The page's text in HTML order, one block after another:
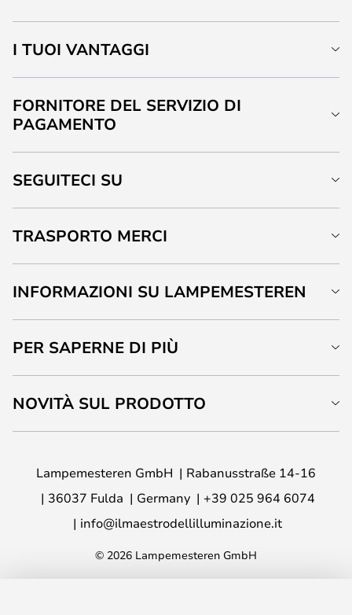
I TUOI VANTAGGI
FORNITORE DEL SERVIZIO DI
PAGAMENTO
SEGUITECI SU
TRASPORTO MERCI
INFORMAZIONI SU LAMPEMESTEREN
PER SAPERNE DI PIÙ
NOVITÀ SUL PRODOTTO
Lampemesteren GmbH
Rabanusstraße 14-16
36037 Fulda
Germany
+39 025 964 6074
info@ilmaestrodellilluminazione.it
© 2026 Lampemesteren GmbH